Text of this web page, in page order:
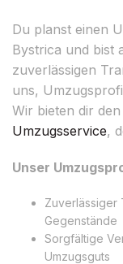
Du planst einen
Bystrica und bist
zuverlässigen
uns,
Wir bieten dir
Umzugsservice,
Unser
Zuverlässiger
Gegenstände
Sorgfältige
Umzugsguts